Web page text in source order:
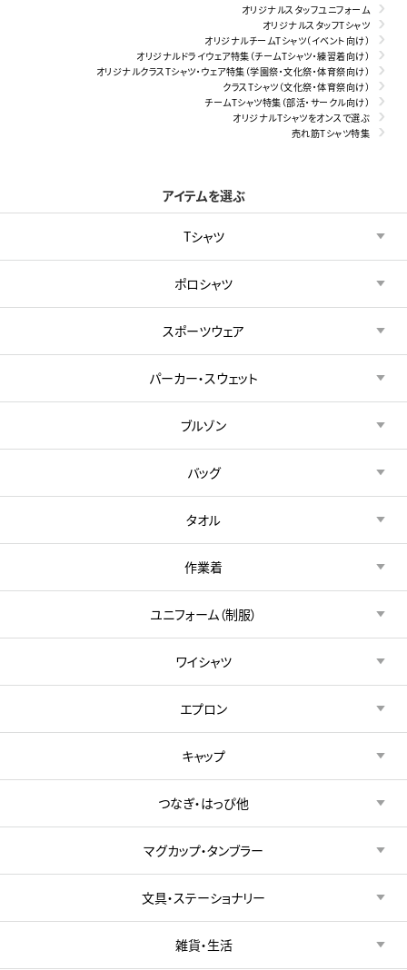
オリジナルスタッフユニフォーム
オリジナルスタッフTシャツ
オリジナルチームTシャツ（イベント向け）
オリジナルドライウェア特集（チームTシャツ・練習着向け）
オリジナルクラスTシャツ・ウェア特集（学園祭・文化祭・体育祭向け）
クラスTシャツ（文化祭・体育祭向け）
チームTシャツ特集（部活・サークル向け）
オリジナルTシャツをオンスで選ぶ
売れ筋Tシャツ特集
アイテムを選ぶ
Tシャツ
ポロシャツ
スポーツウェア
パーカー・スウェット
ブルゾン
バッグ
タオル
作業着
ユニフォーム（制服）
ワイシャツ
エプロン
キャップ
つなぎ・はっぴ他
マグカップ・タンブラー
文具・ステーショナリー
雑貨・生活